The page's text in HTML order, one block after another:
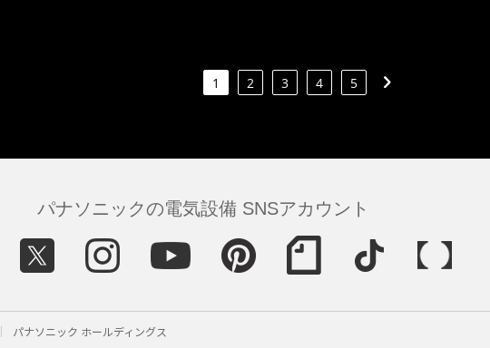
1 2 3 4 5
パナソニックの電気設備 SNSアカウント
パナソニック ホールディングス